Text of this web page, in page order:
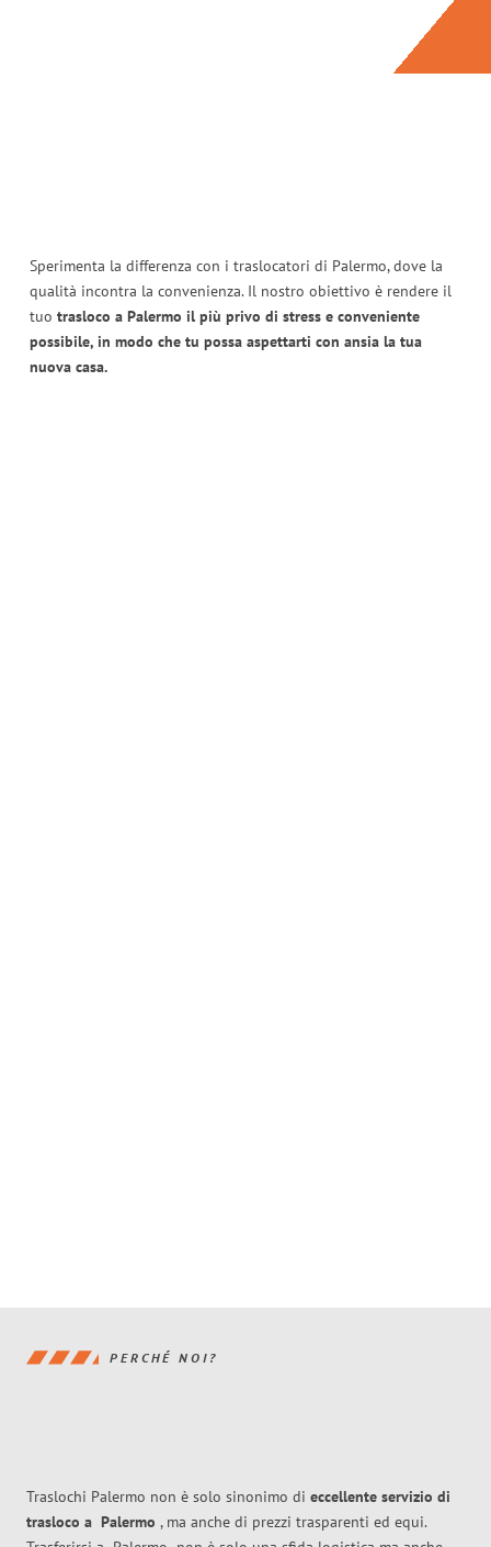
Sperimenta la differenza con i traslocatori di Palermo, dove la
qualità incontra la convenienza. Il nostro obiettivo è rendere il
tuo trasloco a Palermo il più privo di stress e conveniente
possibile, in modo che tu possa aspettarti con ansia la tua
nuova casa.
PERCHÉ NOI?
Traslochi Palermo non è solo sinonimo di eccellente servizio di
trasloco a Palermo , ma anche di prezzi trasparenti ed equi.